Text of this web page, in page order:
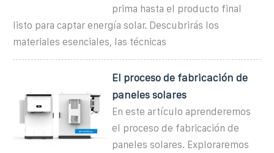
prima hasta el producto final
listo para captar energía solar. Descubrirás los
materiales esenciales, las técnicas
El proceso de fabricación de
paneles solares
En este artículo aprenderemos
el proceso de fabricación de
paneles solares. Exploraremos